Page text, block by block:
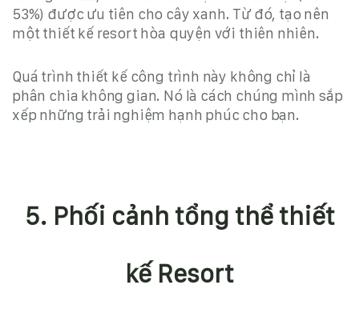
53%) được ưu tiên cho cây xanh. Từ đó, tạo nên
một thiết kế resort hòa quyện với thiên nhiên.
Quá trình thiết kế công trình này không chỉ là
phân chia không gian. Nó là cách chúng mình sắp
xếp những trải nghiệm hạnh phúc cho bạn.
5. Phối cảnh tổng thể thiết
kế Resort